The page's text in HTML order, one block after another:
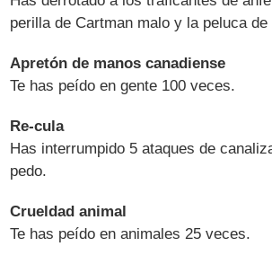
perilla de Cartman malo y la peluca de
Apretón de manos canadiense
Te has peído en gente 100 veces.
Re-cula
Has interrumpido 5 ataques de
pedo.
Crueldad animal
Te has peído en animales 25 veces.